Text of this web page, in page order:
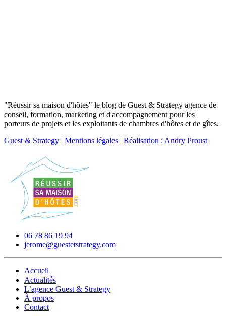
"Réussir sa maison d'hôtes" le blog de Guest & Strategy agence de
conseil, formation, marketing et d'accompagnement pour les
porteurs de projets et les exploitants de chambres d'hôtes et de gîtes.
Guest & Strategy | Mentions légales | Réalisation : Andry Proust
06 78 86 19 94
jerome@guestetstrategy.com
Accueil
Actualités
L’agence Guest & Strategy
À propos
Contact